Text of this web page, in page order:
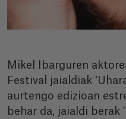
Mikel Ibarguren
Festival jaialdiak
aurtengo edizioan
behar da, jaialdi